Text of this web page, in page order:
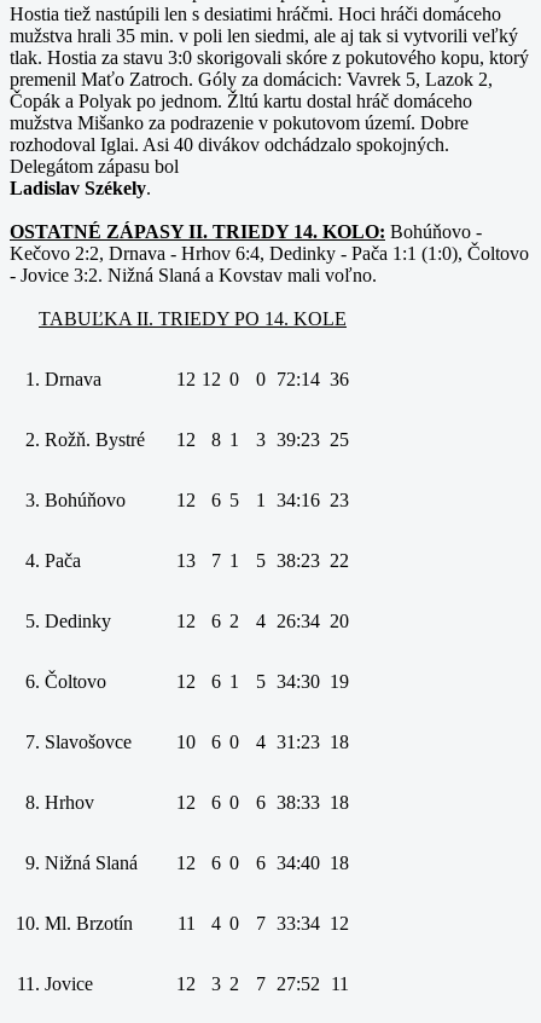
Hostia tiež nastúpili len s desiatimi hráčmi. Hoci hráči domáceho
mužstva hrali 35 min. v poli len siedmi, ale aj tak si vytvorili veľký
tlak. Hostia za stavu 3:0 skorigovali skóre z pokutového kopu, ktorý
premenil Maťo Zatroch. Góly za domácich: Vavrek 5, Lazok 2,
Čopák a Polyak po jednom. Žltú kartu dostal hráč domáceho
mužstva Mišanko za podrazenie v pokutovom území. Dobre
rozhodoval Iglai. Asi 40 divákov odchádzalo spokojných.
Delegátom zápasu bol
Ladislav Székely.
OSTATNÉ ZÁPASY II. TRIEDY 14. KOLO: Bohúňovo -
Kečovo 2:2, Drnava - Hrhov 6:4, Dedinky - Pača 1:1 (1:0), Čoltovo
- Jovice 3:2. Nižná Slaná a Kovstav mali voľno.
TABUĽKA II. TRIEDY PO 14. KOLE
1. Drnava 12 12 0 0 72:14 36
2. Rožň. Bystré 12 8 1 3 39:23 25
3. Bohúňovo 12 6 5 1 34:16 23
4. Pača 13 7 1 5 38:23 22
5. Dedinky 12 6 2 4 26:34 20
6. Čoltovo 12 6 1 5 34:30 19
7. Slavošovce 10 6 0 4 31:23 18
8. Hrhov 12 6 0 6 38:33 18
9. Nižná Slaná 12 6 0 6 34:40 18
10. Ml. Brzotín 11 4 0 7 33:34 12
11. Jovice 12 3 2 7 27:52 11